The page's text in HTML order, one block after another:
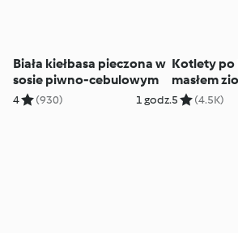
Biała kiełbasa pieczona w
sosie piwno-cebulowym
4 (930) 1 godz.
Kotlety po
masłem
5 (4.5K)